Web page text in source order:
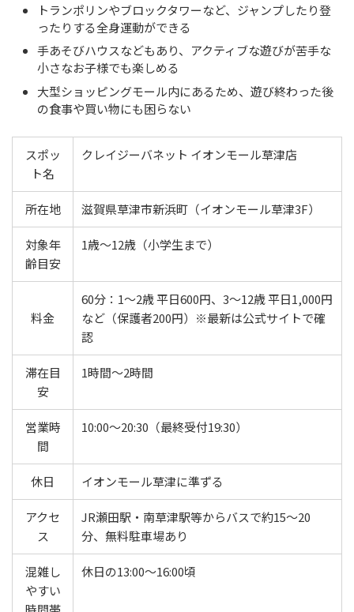
トランポリンやブロックタワーなど、ジャンプしたり登
ったりする全身運動ができる
手あそびハウスなどもあり、アクティブな遊びが苦手な
小さなお子様でも楽しめる
大型ショッピングモール内にあるため、遊び終わった後
の食事や買い物にも困らない
スポッ
ト名
クレイジーバネット イオンモール草津店
所在地 滋賀県草津市新浜町（イオンモール草津3F）
対象年
齢目安
1歳〜12歳（小学生まで）
料金
60分：1〜2歳 平日600円、3〜12歳 平日1,000円
など（保護者200円）※最新は公式サイトで確
認
滞在目
安
1時間〜2時間
営業時
間
10:00〜20:30（最終受付19:30）
休日 イオンモール草津に準ずる
アクセ
ス
JR瀬田駅・南草津駅等からバスで約15〜20
分、無料駐車場あり
混雑し
やすい
休日の13:00〜16:00頃